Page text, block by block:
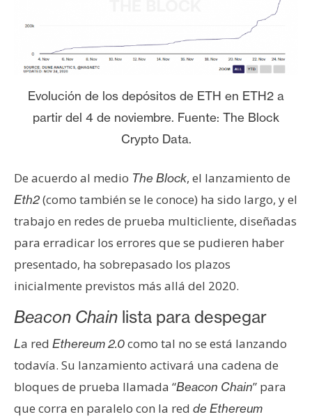
Evolución de los depósitos de ETH en ETH2 a
partir del 4 de noviembre. Fuente: The Block
Crypto Data.
De acuerdo al medio The Block, el lanzamiento de
Eth2(como también se le conoce) ha sido largo, y el
trabajo en redes de prueba multicliente, diseñadas
para erradicar los errores que se pudieren haber
presentado, ha sobrepasado los plazos
inicialmente previstos más allá del 2020.
Beacon Chain lista para despegar
La red Ethereum 2.0como tal no se está lanzando
todavía. Su lanzamiento activará una cadena de
bloques de prueba llamada “Beacon Chain” para
que corra en paralelo con la red de Ethereum